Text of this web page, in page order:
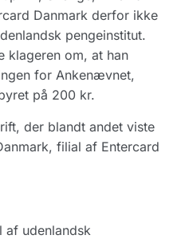
Danmark derfor ikke
pengeinstitut.
klageren om, at han
for Ankenævnet,
på 200 kr.
der blandt andet viste
filial af Entercard
af udenlandsk